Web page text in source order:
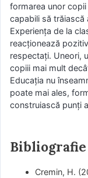
formarea unor
capabili să
Experiența de la
reacționează
respectați. Uneori,
copiii mai mult
Educația nu
poate mai ales,
construiască punți
Bibliografie
Cremin, H.